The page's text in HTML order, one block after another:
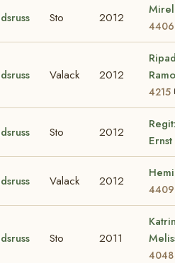
Sto 2012
4406
Valack 2012
4215
Sto 2012
Ernst
Valack 2012
4409
Sto 2011
4048